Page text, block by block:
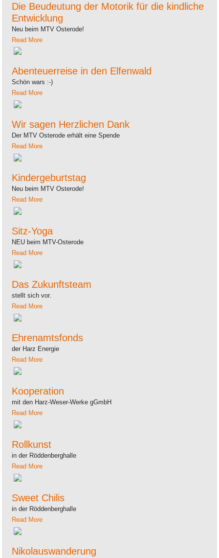
Die Beudeutung der Motorik für die kindliche
Entwicklung
Neu beim MTV Osterode!
Read More
Abenteuerreise in den Elfenwald
Schön wars :-)
Read More
Wir sagen Herzlichen Dank
Der MTV Osterode erhält eine Spende
Read More
Kindergeburtstag
Neu beim MTV Osterode!
Read More
Sitz-Yoga
NEU beim MTV-Osterode
Read More
Das Zukunftsteam
stellt sich vor.
Read More
Ehrenamtsfonds
der Harz Energie
Read More
Kooperation
mit den Harz-Weser-Werke gGmbH
Read More
Rollkunst
in der Röddenberghalle
Read More
Sweet Chilis
in der Röddenberghalle
Read More
Nikolauswanderung